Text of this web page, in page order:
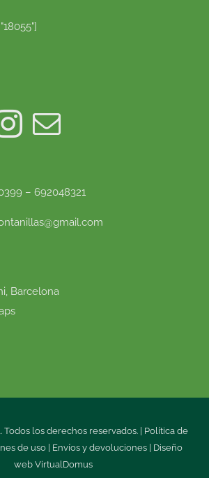
– 692048321
Barcelona
los derechos reservados. | Política de
de uso | Envíos y devoluciones | Diseño
web VirtualDomus